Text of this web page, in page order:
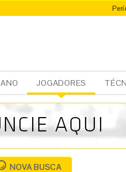
ANO JOGADORES
cia
l
NOVA BUSCA